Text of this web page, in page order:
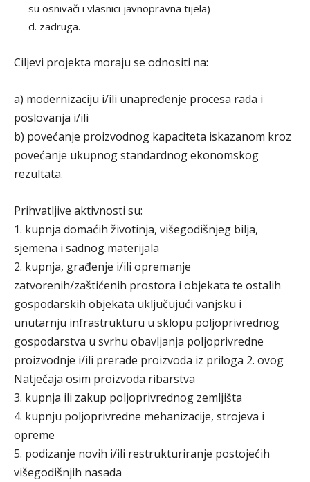
su osnivači i vlasnici javnopravna tijela)
d. zadruga.
Ciljevi projekta moraju se odnositi na:
a) modernizaciju i/ili unapređenje procesa rada i
poslovanja i/ili
b) povećanje proizvodnog kapaciteta iskazanom kroz
povećanje ukupnog standardnog ekonomskog
rezultata.
Prihvatljive aktivnosti su:
1. kupnja domaćih životinja, višegodišnjeg bilja,
sjemena i sadnog materijala
2. kupnja, građenje i/ili opremanje
zatvorenih/zaštićenih prostora i objekata te ostalih
gospodarskih objekata uključujući vanjsku i
unutarnju infrastrukturu u sklopu poljoprivrednog
gospodarstva u svrhu obavljanja poljoprivredne
proizvodnje i/ili prerade proizvoda iz priloga 2. ovog
Natječaja osim proizvoda ribarstva
3. kupnja ili zakup poljoprivrednog zemljišta
4. kupnju poljoprivredne mehanizacije, strojeva i
opreme
5. podizanje novih i/ili restrukturiranje postojećih
višegodišnjih nasada